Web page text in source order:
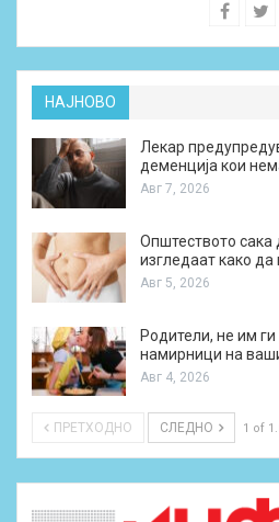
НАЈНОВО
Лекар
деменција кои
Авг 7, 2026
Општеството сака
изгледаат како да
Авг 5, 2026
Родители, не им ги
намирници на
Авг 4, 2026
ПРЕТХОДНО СЛЕДНО 1 of